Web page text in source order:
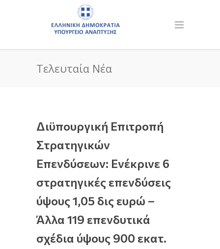
Τελευταία Νέα
Διϋπουργική Επιτροπή
Στρατηγικών
Επενδύσεων: Ενέκρινε 6
στρατηγικές επενδύσεις
ύψους 1,05 δις ευρώ –
Άλλα 119 επενδυτικά
σχέδια ύψους 900 εκατ.